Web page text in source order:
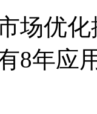
场优
8年应